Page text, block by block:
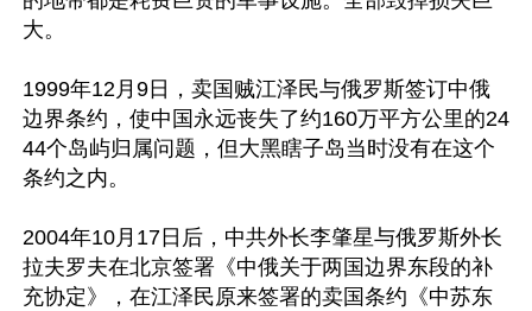
大。
1999年12月9日，卖国贼江泽民与俄罗斯签订中俄
边界条约，使中国永远丧失了约160万平方公里的24
44个岛屿归属问题，但大黑瞎子岛当时没有在这个
条约之内。
2004年10月17日后，中共外长李肇星与俄罗斯外长
拉夫罗夫在北京签署《中俄关于两国边界东段的补
充协定》，在江泽民原来签署的卖国条约《中苏东